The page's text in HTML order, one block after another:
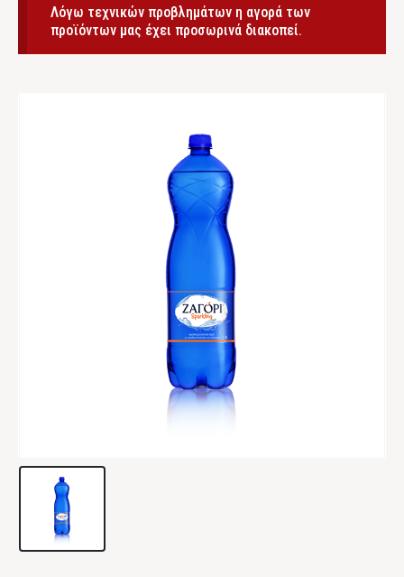
Λόγω τεχνικών προβλημάτων η αγορά των
προϊόντων μας έχει προσωρινά διακοπεί.